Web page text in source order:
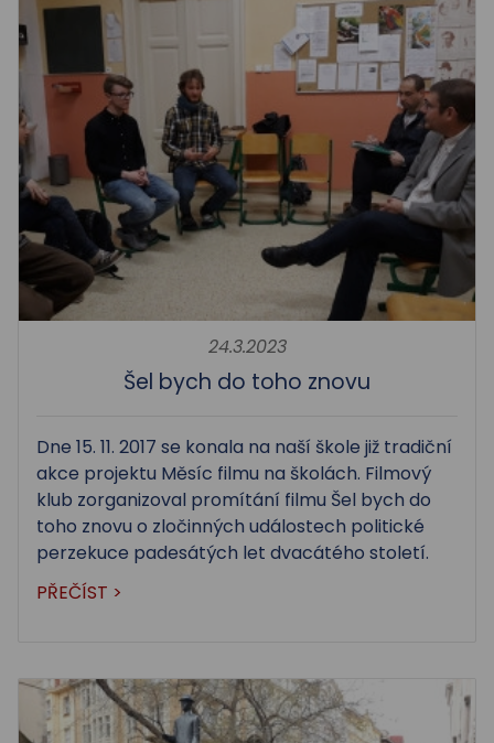
24.3.2023
Šel bych do toho znovu
Dne 15. 11. 2017 se konala na naší škole již tradiční
akce projektu Měsíc filmu na školách. Filmový
klub zorganizoval promítání filmu Šel bych do
toho znovu o zločinných událostech politické
perzekuce padesátých let dvacátého století.
PŘEČÍST